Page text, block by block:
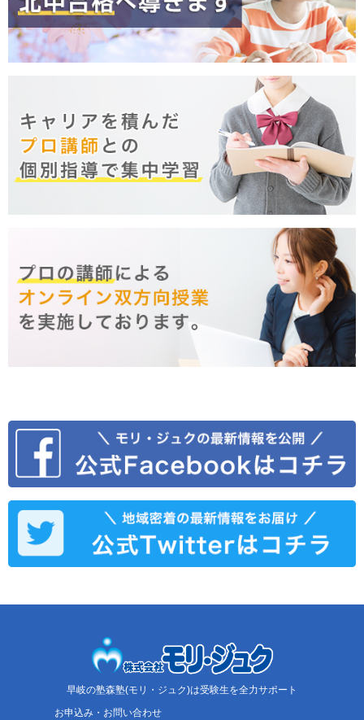
早岐の塾森塾(モリ・ジュク)は受験生を全力サポート
お申込み・お問い合わせ